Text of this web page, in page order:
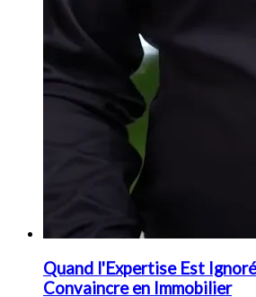
Quand l'Expertise Est
Convaincre en Immobilier